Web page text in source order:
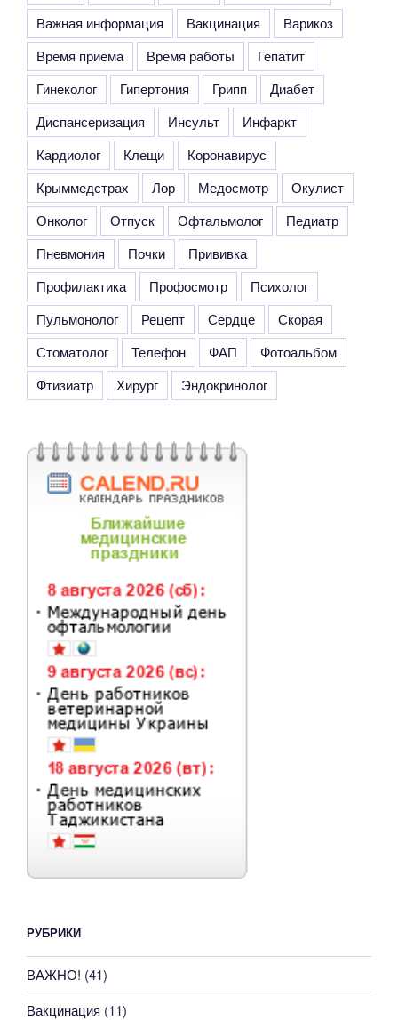
Важная информация
Вакцинация
Варикоз
Время приема
Время работы
Гепатит
Гинеколог
Гипертония Грипп
Диабет
Диспансеризация
Инсульт
Инфаркт
Кардиолог
Клещи
Коронавирус
Крыммедстрах
Лор Медосмотр
Окулист
Онколог
Отпуск Офтальмолог
Педиатр
Пневмония
Почки
Прививка
Профилактика
Профосмотр
Психолог
Пульмонолог
Рецепт Сердце
Скорая
Стоматолог
Телефон ФАП
Фотоальбом
Фтизиатр
Хирург Эндокринолог
РУБРИКИ
ВАЖНО! (41)
Вакцинация (11)